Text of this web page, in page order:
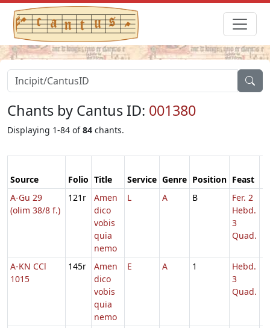
Chants by Cantus ID: 001380
Displaying 1-84 of84 chants.
Source Folio Title Service Genre Position Feast
A-Gu 29
(olim 38/8 f.)
121r
Amen
dico
vobis
quia
nemo
L A B
Fer. 2
Hebd.
3
Quad.
A-KN CCl
1015
145r
Amen
dico
vobis
quia
nemo
E A 1
Hebd.
3
Quad.